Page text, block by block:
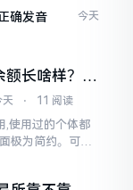
确发音 今天
长啥样？截
天 ⋅ 11 阅读
,使用过的个体都
极为简约。可是,